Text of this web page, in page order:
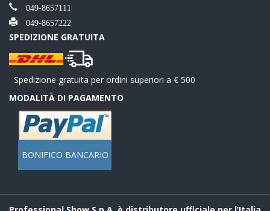
049-8657111
049-8657222
SPEDIZIONE GRATUITA
Spedizione gratuita per ordini superiori a € 500
MODALITÀ DI PAGAMENTO
BONIFICO BANCARIO